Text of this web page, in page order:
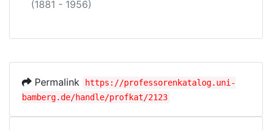
(1881 - 1956)
Permalink
https://professorenkatalog.uni-
bamberg.de/handle/profkat/2123